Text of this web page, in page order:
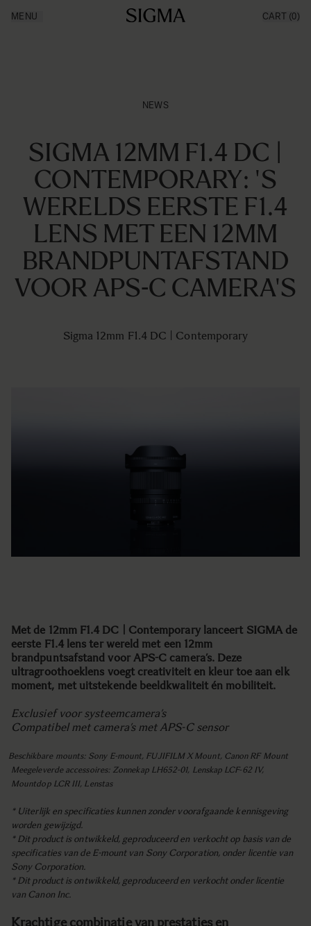
Producten
MENU CART (0)
NEWS
SIGMA 12MM F1.4 DC |
CONTEMPORARY: 'S
WERELDS EERSTE F1.4
LENS MET EEN 12MM
BRANDPUNTAFSTAND
VOOR APS-C CAMERA'S
Sigma 12mm F1.4 DC | Contemporary
Met de 12mm F1.4 DC | Contemporary lanceert SIGMA de
eerste F1.4 lens ter wereld met een 12mm
brandpuntsafstand voor APS-C camera’s. Deze
ultragroothoeklens voegt creativiteit en kleur toe aan elk
moment, met uitstekende beeldkwaliteit én mobiliteit.
Exclusief voor systeemcamera’s
Compatibel met camera’s met APS-C sensor
Beschikbare mounts: Sony E-mount, FUJIFILM X Mount, Canon RF Mount
Meegeleverde accessoires: Zonnekap LH652-01, Lenskap LCF-62 IV,
Mountdop LCR III, Lenstas
* Uiterlijk en specificaties kunnen zonder voorafgaande kennisgeving
worden gewijzigd.
* Dit product is ontwikkeld, geproduceerd en verkocht op basis van de
specificaties van de E-mount van Sony Corporation, onder licentie van
Sony Corporation.
* Dit product is ontwikkeld, geproduceerd en verkocht onder licentie
van Canon Inc.
Krachtige combinatie van prestaties en